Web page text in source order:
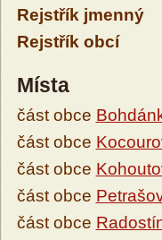
Rejstřík jmenný
Rejstřík obcí
Místa
část obce
část obce
část obce
část obce
část obce